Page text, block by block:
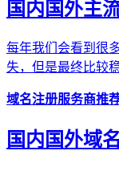
国内国外主
每年我们会看到很
失，但是最终比较
域名注册服务商推
国内国外域